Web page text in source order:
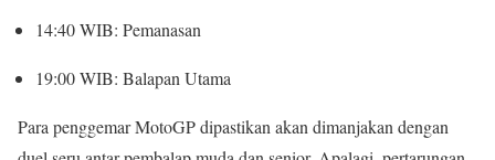
14:40 WIB: Pemanasan
19:00 WIB: Balapan Utama
Para penggemar MotoGP dipastikan akan dimanjakan dengan